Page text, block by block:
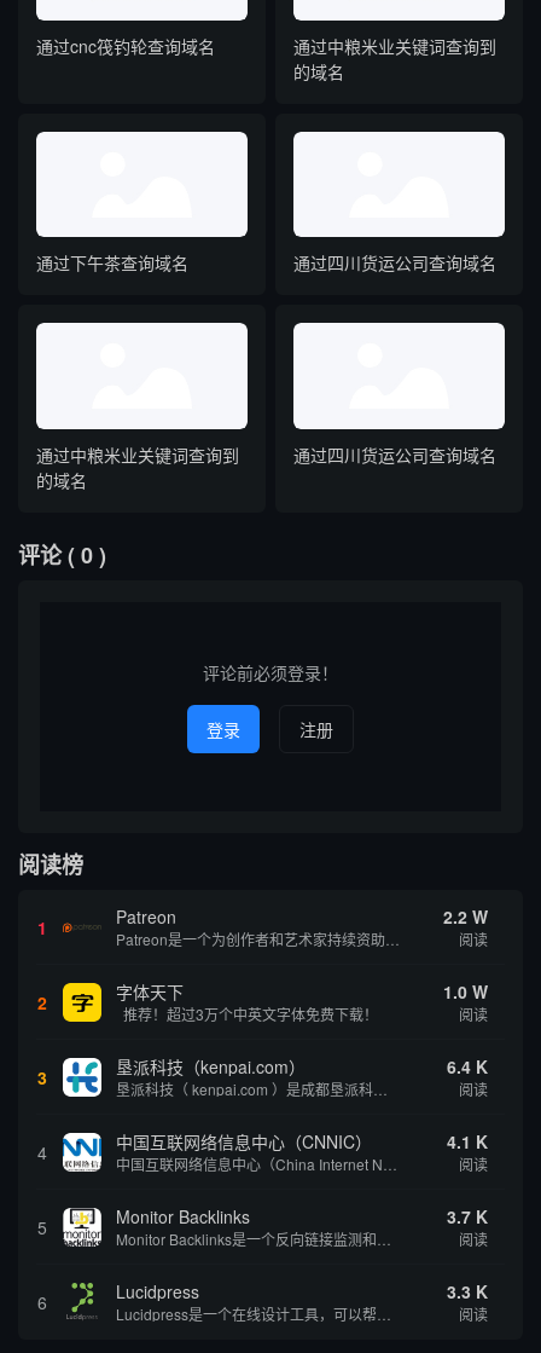
通过cnc筏钓轮查询域名
通过中粮米业关键词查询到
的域名
通过下午茶查询域名 通过四川货运公司查询域名
通过中粮米业关键词查询到
的域名
通过四川货运公司查询域名
评论( 0 )
评论前必须登录！
登录 注册
阅读榜
1 Patreon 2.2 W
阅读
2 字体天下
推荐！超过3万个中英文字体免费下载！
1.0 W
阅读
3 垦派科技（kenpai.com） 6.4 K
阅读
4 中国互联网络信息中心（CNNIC） 4.1 K
阅读
5 Monitor Backlinks 3.7 K
阅读
6 Lucidpress 3.3 K
阅读